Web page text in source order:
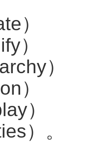
）
）
）
）
）
）。